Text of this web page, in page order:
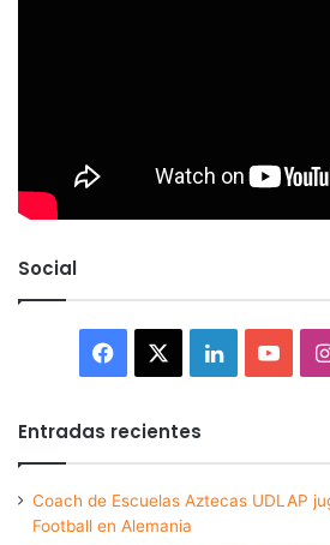
Social
Facebook LinkedIn
Entradas recientes
Coach de Escuelas Aztecas UDLAP
Football en Alemania